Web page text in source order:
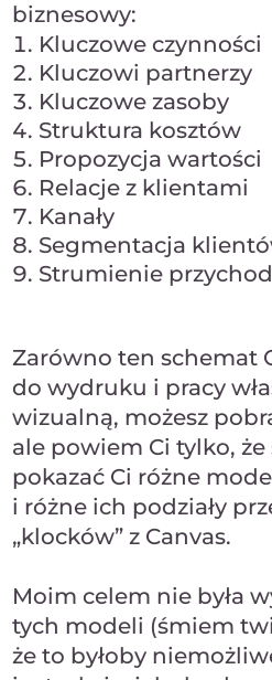
biznesowy:
Kluczowe czynności
Kluczowi partnerzy
Kluczowe zasoby
Struktura kosztów
Propozycja wartości
Relacje z klientami
Kanały
Segmentacja
Strumienie
Zarówno ten schemat
do wydruku i pracy
wizualną, możesz
ale powiem Ci tylko, że
pokazać Ci różne
i różne ich podziały
„klocków” z Canvas.
Moim celem nie była
tych modeli (śmiem
że to byłoby